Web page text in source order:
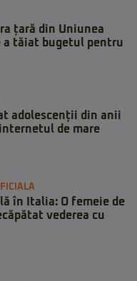
țară din Uniunea
a tăiat bugetul pentru
adolescenții din anii
internetul de mare
în Italia: O femeie de
vederea cu